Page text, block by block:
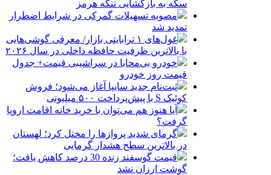
سکه به بازگشایی تنگه هرمز
مصوبه تسهیلات گمرکی در شرایط اضطرار
تمدید شد
غول‌های ۱ ترابایتی بازار/ معرفی گوشی‌هایی
با بالاترین ظرفیت حافظه داخلی در سال ۲۰۲۶
خودرو بی‌محابا در سراشیبی قیمت+ جدول
قیمت روز خودرو
ثبت‌نام جدید سایپا آغاز می‌شود؛ فروش
کوئیک S با پیش‌پرداخت ۵۰۰ میلیونی
آیا هنوز هم می‌توان با خرید خانه اقامت اروپا
گرفت؟
گرمای شدید پروازها را مختل کرد؛ لهستان
در بالاترین سطح هشدار گرمایی
قیمت گوسفند زنده 30 درصد کاهش یافت؛
گوشت ارزان نشد